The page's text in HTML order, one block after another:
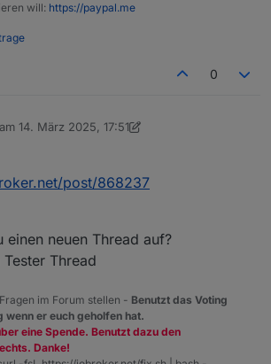
will: https://paypal.me
0
14. März 2025, 17:51
von Homoran
post/868237
einen neuen Thread auf?
Thread
im Forum stellen - Benutzt das Voting
wenn er euch geholfen hat.
eine Spende. Benutzt dazu den
Danke!